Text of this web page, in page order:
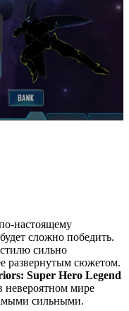
настоящему
сложно победить.
сильно
развернутым сюжетом.
Super Hero Legend
невероятном мире
сильными.